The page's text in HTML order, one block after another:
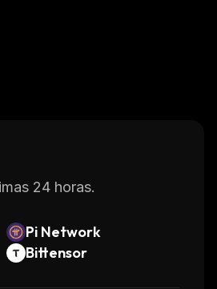
24 horas.
Pi Network
Bittensor